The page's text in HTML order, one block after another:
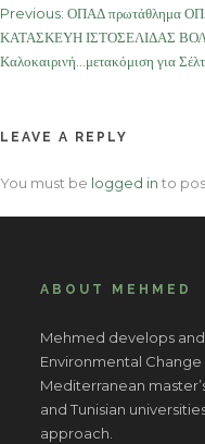
Post
navigation
Previous: ΟΠΑΔ πρωτάθλημα
ΚΑΤΑΣΚΕΥΗ ΙΣΤΟΣΕΛΙΔΑΣ
Καλοκαιρινή…μετακόμιση για
LEAVE A REPLY
You must be logged in to
ABOUT MEHMED
Mehmed develops
Environmental
Mediterranean
and Tunisian
approach.